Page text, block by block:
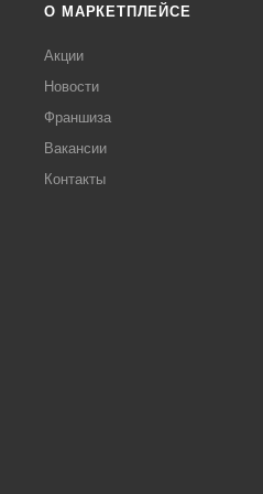
О МАРКЕТПЛЕЙСЕ
Акции
Новости
Франшиза
Вакансии
Контакты